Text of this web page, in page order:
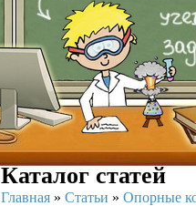
Каталог статей
Главная » Статьи » Опорные